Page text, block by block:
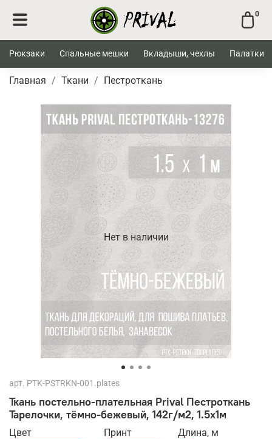
0
Рюкзаки Спальные мешки Вкладыши, чехлы Палатки
Главная Ткани Пестроткань
Нет в наличии
арт. PTK-PSTRKN-001.plates
Ткань постельно-плательная Prival Пестроткань
Тарелочки, тёмно-бежевый, 142г/м2, 1.5х1м
Цвет Принт Длина, м